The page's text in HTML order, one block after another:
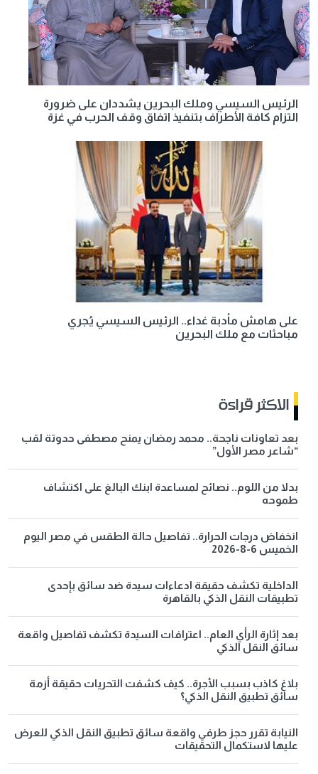
الرئيس السيسي وملك البحرين يشددان على ضرورة
التزام كافة الأطراف بتنفيذ اتفاق وقف الحرب في غزة
على هامش مأدبة غداء.. الرئيس السيسي يُجري
مباحثات مع ملك البحرين
الاكثر قراءة
بعد تعاونات ناجحة.. محمد رمضان يمنح مصطفى حدوتة لقب
“شاعر مصر الأول”
بدلا من اللوم.. نصائح لمساعدة ابنك البالغ على اكتشاف
طموحه
انخفاض درجات الحرارة.. تفاصيل حالة الطقس في مصر اليوم
الخميس 6-8-2026
الداخلية تكشف حقيقة ادعاءات سيدة ضد سائق بإحدى
تطبيقات النقل الذكي بالقاهرة
بعد إثارة الرأي العام.. اعترافات السيدة تكشف تفاصيل واقعة
سائق النقل الذكي
بلاغ كاذب بسبب الأجرة.. كيف كشفت التحريات حقيقة أزمة
سائق تطبيق النقل الذكي؟
النيابة تقرر حجز طرفي واقعة سائق تطبيق النقل الذكي للعرض
عليها لاستكمال التحقيقات